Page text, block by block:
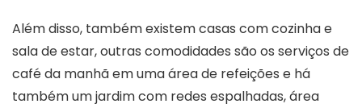
Além disso, também existem casas com cozinha e
sala de estar, outras comodidades são os serviços de
café da manhã em uma área de refeições e há
também um jardim com redes espalhadas, área